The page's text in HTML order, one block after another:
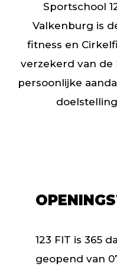
Sportschool
Valkenburg is
fitness en
verzekerd van de
persoonlijke
123 FIT is 365
geopend van